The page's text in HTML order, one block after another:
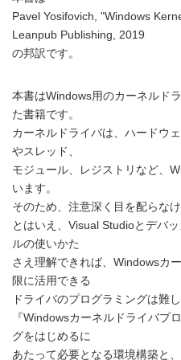
Pavel Yosifovich, "Windows
Leanpub Publishing, 2019
の邦訳です。
本書はWindows用のカーネルド
た書籍です。
カーネルドライバは、ハードウ
やスレッド、
モジュール、レジストリなど、
います。
そのため、注意深く目を配らな
とはいえ、Visual Studioとデバ
ルの使いかた
さえ理解できれば、Windowsカ
限に活用できる
ドライバのプログラミングは難
『Windowsカーネルドライバプ
グをはじめるに
あたって必要となる環境構築と